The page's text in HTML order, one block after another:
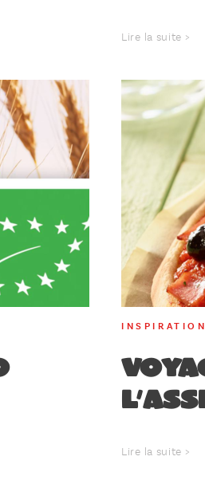
Lire la suite >
Lire la suite >